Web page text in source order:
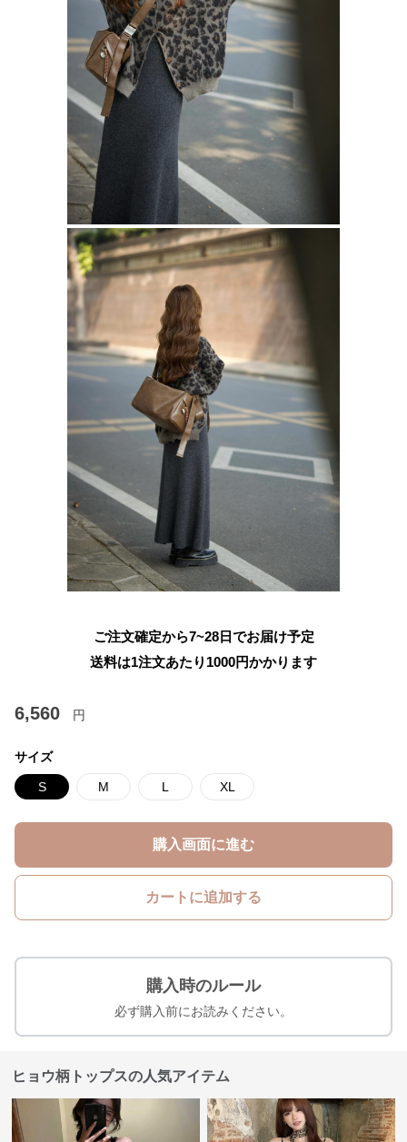
ご注文確定から7~28日でお届け予定
送料は1注文あたり 1000円かかります
6,560 円
サイズ
S M L XL
購入画面に進む
カートに追加する
購入時のルール
必ず購入前にお読みください。
ヒョウ柄トップスの人気アイテム